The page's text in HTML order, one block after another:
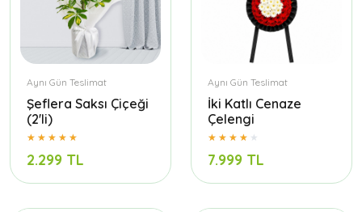
Aynı Gün Teslimat
Şeflera Saksı Çiçeği
(2'li)
2.299 TL
Aynı Gün Teslimat
İki Katlı Cenaze
Çelengi
7.999 TL